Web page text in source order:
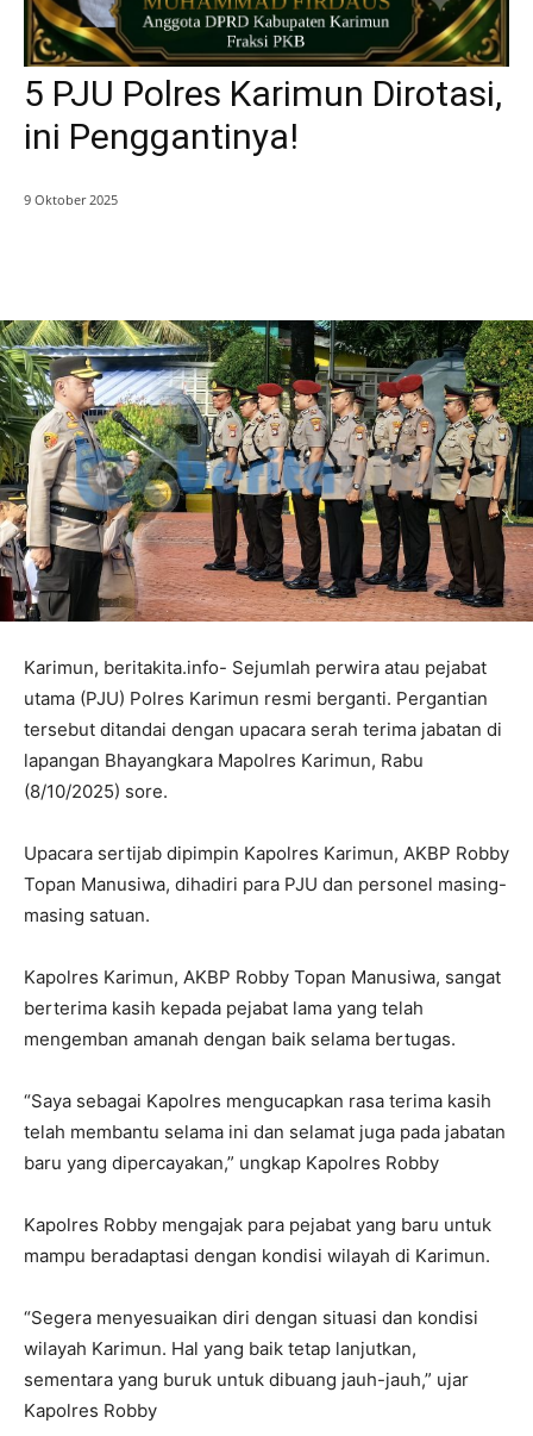
5 PJU Polres Karimun Dirotasi,
ini Penggantinya!
9 Oktober 2025
Karimun, beritakita.info- Sejumlah perwira atau pejabat
utama (PJU) Polres Karimun resmi berganti. Pergantian
tersebut ditandai dengan upacara serah terima jabatan di
lapangan Bhayangkara Mapolres Karimun, Rabu
(8/10/2025) sore.
Upacara sertijab dipimpin Kapolres Karimun, AKBP Robby
Topan Manusiwa, dihadiri para PJU dan personel masing-
masing satuan.
Kapolres Karimun, AKBP Robby Topan Manusiwa, sangat
berterima kasih kepada pejabat lama yang telah
mengemban amanah dengan baik selama bertugas.
“Saya sebagai Kapolres mengucapkan rasa terima kasih
telah membantu selama ini dan selamat juga pada jabatan
baru yang dipercayakan,” ungkap Kapolres Robby
Kapolres Robby mengajak para pejabat yang baru untuk
mampu beradaptasi dengan kondisi wilayah di Karimun.
“Segera menyesuaikan diri dengan situasi dan kondisi
wilayah Karimun. Hal yang baik tetap lanjutkan,
sementara yang buruk untuk dibuang jauh-jauh,” ujar
Kapolres Robby